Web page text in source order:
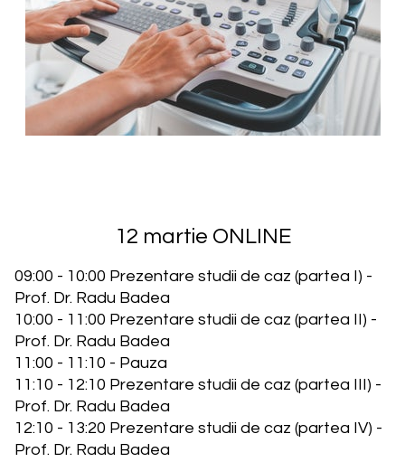
12 martie ONLINE
09:00 - 10:00 Prezentare studii de caz (partea I) -
Prof. Dr. Radu Badea
10:00 - 11:00 Prezentare studii de caz (partea II) -
Prof. Dr. Radu Badea
11:00 - 11:10 - Pauza
11:10 - 12:10 Prezentare studii de caz (partea III) -
Prof. Dr. Radu Badea
12:10 - 13:20 Prezentare studii de caz (partea IV) -
Prof. Dr. Radu Badea